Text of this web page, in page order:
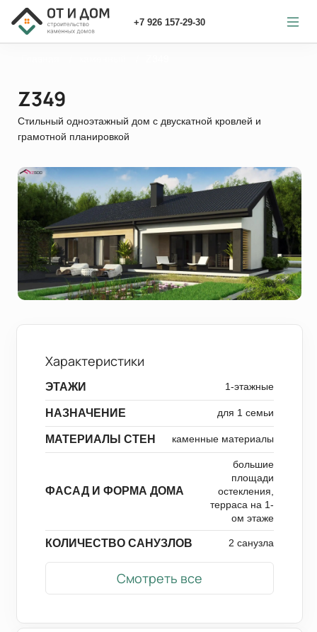
+7 926 157-29-30
Z349
Стильный одноэтажный дом с двускатной кровлей и
грамотной планировкой
Характеристики
ЭТАЖИ 1-этажные
НАЗНАЧЕНИЕ для 1 семьи
МАТЕРИАЛЫ СТЕН каменные материалы
ФАСАД И ФОРМА ДОМА
большие
площади
остекления,
терраса на 1-
ом этаже
КОЛИЧЕСТВО САНУЗЛОВ 2 санузла
Смотреть все